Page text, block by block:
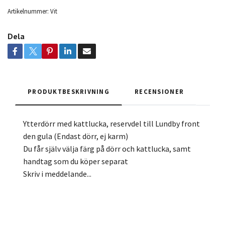
Artikelnummer: Vit
Dela
PRODUKTBESKRIVNING RECENSIONER
Ytterdörr med kattlucka, reservdel till Lundby front
den gula (Endast dörr, ej karm)
Du får själv välja färg på dörr och kattlucka, samt
handtag som du köper separat
Skriv i meddelande...